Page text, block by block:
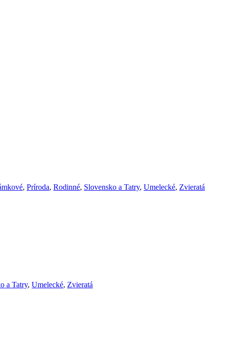
, Príroda, Rodinné, Slovensko a Tatry, Umelecké, Zvieratá
a Tatry, Umelecké, Zvieratá